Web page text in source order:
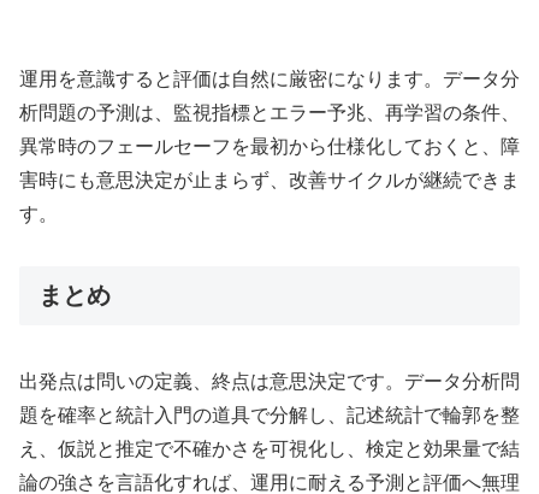
運用を意識すると評価は自然に厳密になります。データ分
析問題の予測は、監視指標とエラー予兆、再学習の条件、
異常時のフェールセーフを最初から仕様化しておくと、障
害時にも意思決定が止まらず、改善サイクルが継続できま
す。
まとめ
出発点は問いの定義、終点は意思決定です。データ分析問
題を確率と統計入門の道具で分解し、記述統計で輪郭を整
え、仮説と推定で不確かさを可視化し、検定と効果量で結
論の強さを言語化すれば、運用に耐える予測と評価へ無理